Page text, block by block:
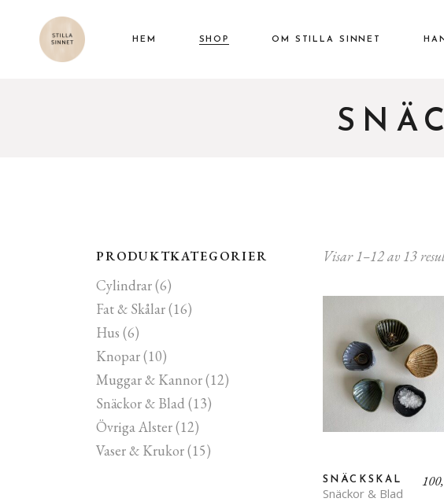
HEM SHOP OM STILLA SINNET
Visar 1–12 av 13
SNÄCKSKAL
Snäckor & Blad
PRODUKTKATEGORIER
Cylindrar(6)
Fat & Skålar(16)
Hus (6)
Knopar(10)
Muggar & Kannor(12)
Snäckor & Blad (13)
Övriga Alster(12)
Vaser & Krukor(15)